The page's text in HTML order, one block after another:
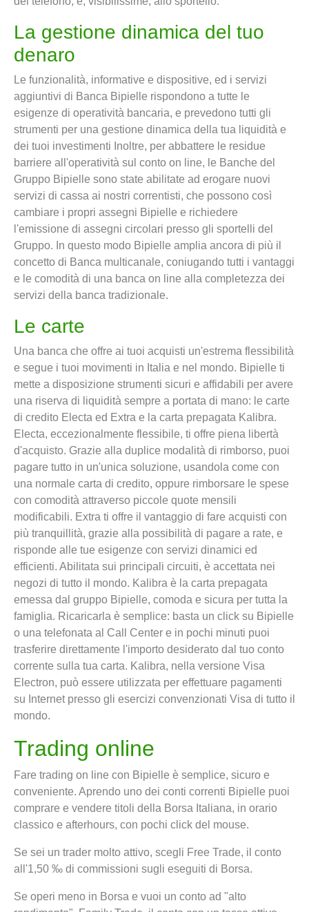
La gestione dinamica del tuo
denaro
Le funzionalità, informative e dispositive, ed i servizi
aggiuntivi di Banca Bipielle rispondono a tutte le
esigenze di operatività bancaria, e prevedono tutti gli
strumenti per una gestione dinamica della tua liquidità e
dei tuoi investimenti Inoltre, per abbattere le residue
barriere all'operatività sul conto on line, le Banche del
Gruppo Bipielle sono state abilitate ad erogare nuovi
servizi di cassa ai nostri correntisti, che possono così
cambiare i propri assegni Bipielle e richiedere
l'emissione di assegni circolari presso gli sportelli del
Gruppo. In questo modo Bipielle amplia ancora di più il
concetto di Banca multicanale, coniugando tutti i vantaggi
e le comodità di una banca on line alla completezza dei
servizi della banca tradizionale.
Le carte
Una banca che offre ai tuoi acquisti un'estrema flessibilità
e segue i tuoi movimenti in Italia e nel mondo. Bipielle ti
mette a disposizione strumenti sicuri e affidabili per avere
una riserva di liquidità sempre a portata di mano: le carte
di credito Electa ed Extra e la carta prepagata Kalibra.
Electa, eccezionalmente flessibile, ti offre piena libertà
d'acquisto. Grazie alla duplice modalità di rimborso, puoi
pagare tutto in un'unica soluzione, usandola come con
una normale carta di credito, oppure rimborsare le spese
con comodità attraverso piccole quote mensili
modificabili. Extra ti offre il vantaggio di fare acquisti con
più tranquillità, grazie alla possibilità di pagare a rate, e
risponde alle tue esigenze con servizi dinamici ed
efficienti. Abilitata sui principali circuiti, è accettata nei
negozi di tutto il mondo. Kalibra è la carta prepagata
emessa dal gruppo Bipielle, comoda e sicura per tutta la
famiglia. Ricaricarla è semplice: basta un click su Bipielle
o una telefonata al Call Center e in pochi minuti puoi
trasferire direttamente l'importo desiderato dal tuo conto
corrente sulla tua carta. Kalibra, nella versione Visa
Electron, può essere utilizzata per effettuare pagamenti
su Internet presso gli esercizi convenzionati Visa di tutto il
mondo.
Trading online
Fare trading on line con Bipielle è semplice, sicuro e
conveniente. Aprendo uno dei conti correnti Bipielle puoi
comprare e vendere titoli della Borsa Italiana, in orario
classico e afterhours, con pochi click del mouse.
Se sei un trader molto attivo, scegli Free Trade, il conto
all'1,50 ‰ di commissioni sugli eseguiti di Borsa.
Se operi meno in Borsa e vuoi un conto ad "alto